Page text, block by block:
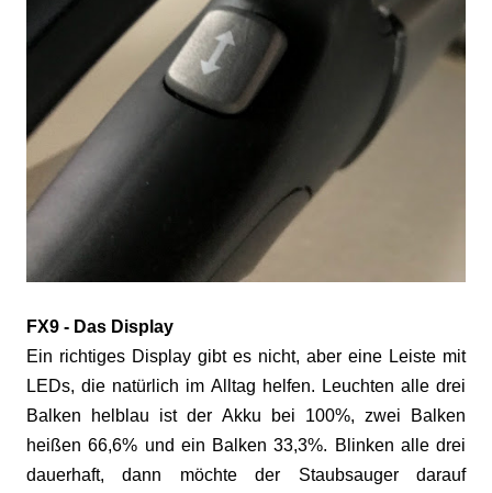
FX9 - Das Display
Ein richtiges Display gibt es nicht, aber eine Leiste mit
LEDs, die natürlich im Alltag helfen. Leuchten alle drei
Balken helblau ist der Akku bei 100%, zwei Balken
heißen 66,6% und ein Balken 33,3%. Blinken alle drei
dauerhaft, dann möchte der Staubsauger darauf